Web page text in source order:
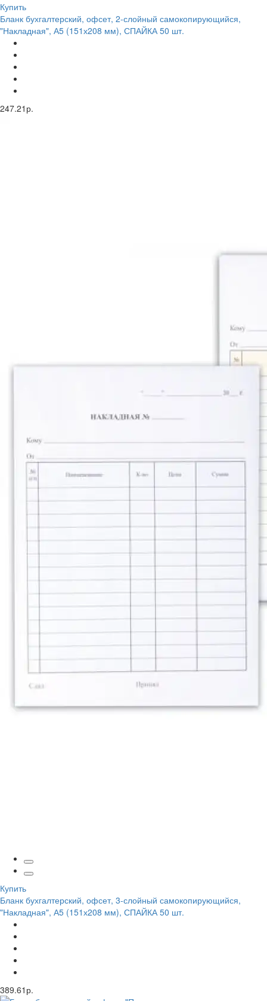
Купить
Бланк бухгалтерский, офсет, 2-слойный самокопирующийся,
"Накладная", А5 (151х208 мм), СПАЙКА 50 шт.
247.21р.
Купить
Бланк бухгалтерский, офсет, 3-слойный самокопирующийся,
"Накладная", А5 (151х208 мм), СПАЙКА 50 шт.
389.61р.